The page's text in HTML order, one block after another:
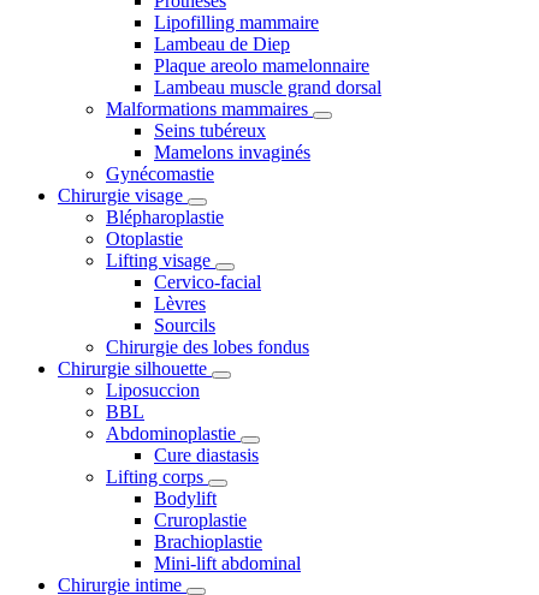
Lipofilling mammaire
Lambeau de Diep
Plaque areolo mamelonnaire
Lambeau muscle grand dorsal
Malformations mammaires
Seins tubéreux
Mamelons invaginés
Gynécomastie
Chirurgie visage
Blépharoplastie
Otoplastie
Lifting visage
Cervico-facial
Lèvres
Sourcils
Chirurgie des lobes fondus
Chirurgie silhouette
Liposuccion
BBL
Abdominoplastie
Cure diastasis
Lifting corps
Bodylift
Cruroplastie
Brachioplastie
Mini-lift abdominal
Chirurgie intime